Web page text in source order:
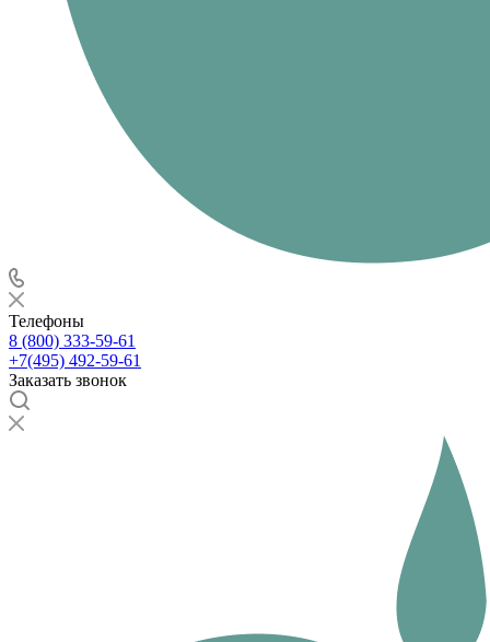
Телефоны
8 (800) 333-59-61
+7(495) 492-59-61
Заказать звонок